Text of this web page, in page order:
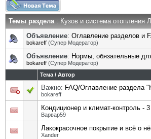
Темы раздела: Кузов и система отопления
Объявление: Оглавление разделов и
bokareff (Супер Модератор)
Объявление: Нормы, обязательные
bokareff (Супер Модератор)
Тема / Автор
Важно: FAQ/Оглавление раздела
bokareff
Кондиционер и климат-контроль - 3
Варвар59
Лакокрасочное покрытие и всё о
Xander